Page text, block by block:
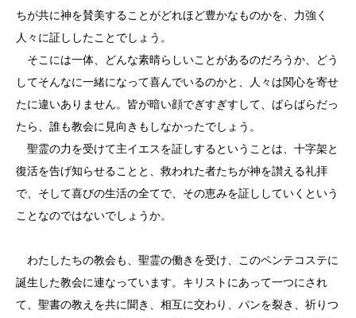
ちが共に神を賛美することがどれほど豊かなものかを、力強く
人々に証ししたことでしょう。
そこには一体、どんな素晴らしいことがあるのだろうか、どう
してそんなに一緒になって喜んでいるのかと、人々は関心を寄せ
たに違いありません。皆が暗い顔でぎすぎすして、ばらばらだっ
たら、誰も教会に見向きもしなかったでしょう。
聖霊の力を受けて主イエスを証しするということは、十字架と
復活を告げ知らせることと、救われた者たちが神を讃える礼拝
で、そして喜びの生活の全てで、その恵みを証ししていくという
ことなのではないでしょうか。
わたしたちの教会も、聖霊の働きを受け、このペンテコステに
誕生した教会に連なっています。キリストにあって一つにされ
て、聖書の教えを共に聞き、相互に交わり、パンを裂き、祈りつ